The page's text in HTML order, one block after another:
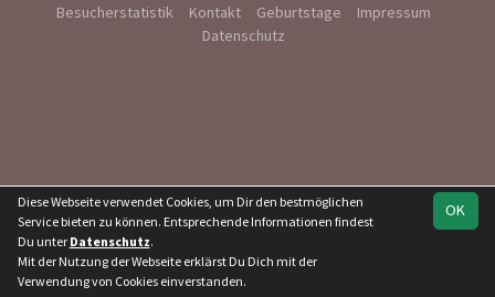
Besucherstatistik Kontakt Geburtstage
Impressum
Datenschutz
OK
Diese Webseite verwendet Cookies, um Dir den bestmöglichen
Service bieten zu können. Entsprechende Informationen findest
Du unter Datenschutz.
Mit der Nutzung der Webseite erklärst Du Dich mit der
Verwendung von Cookies einverstanden.